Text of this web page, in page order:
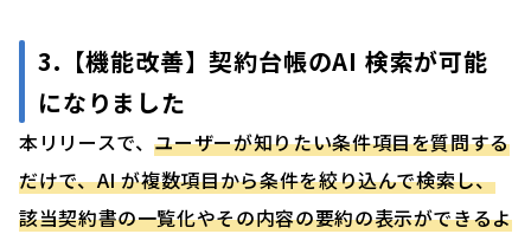
3.【機能改善】契約台帳のAI 検索が可能
になりました
本リリースで、ユーザーが知りたい条件項目を質問する
だけで、AI が複数項目から条件を絞り込んで検索し、
該当契約書の一覧化やその内容の要約の表示ができるよ